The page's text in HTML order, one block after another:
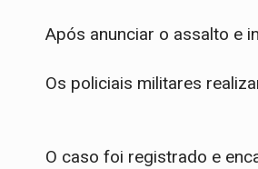
​Após anunciar o assalto e
Os policiais militares
​O caso foi registrado e